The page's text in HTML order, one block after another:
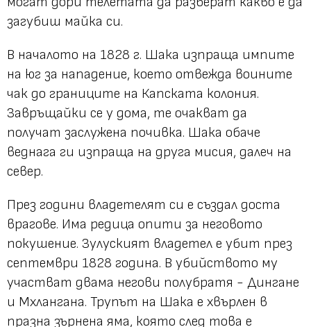
загубиш майка си.
В началото на 1828 г. Шака изпраща импите
на юг за нападение, което отвежда воините
чак до границите на Капската колония.
Завръщайки се у дома, те очакват да
получат заслужена почивка. Шака обаче
веднага ги изпраща на друга мисия, далеч на
север.
През години владетелят си е създал доста
врагове. Има редица опити за неговото
покушение. Зулуският владетел е убит през
септември 1828 година. В убийството му
участват двама негови полубратя - Дингане
и Мхлангана. Трупът на Шака е хвърлен в
празна зърнена яма, която след това е